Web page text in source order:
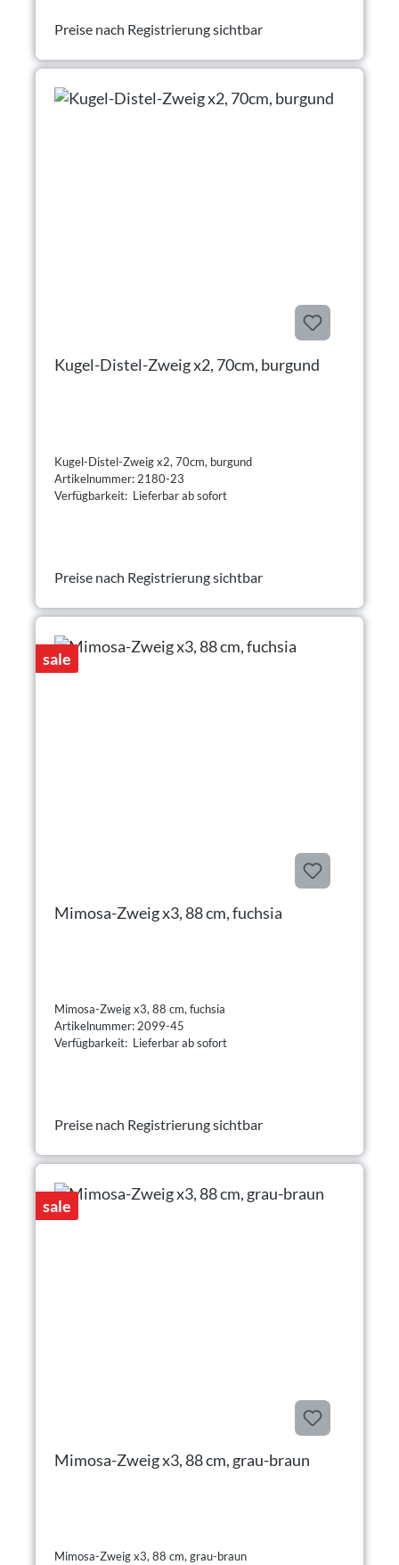
Preise nach Registrierung sichtbar
Kugel-Distel-Zweig x2, 70cm, burgund
Kugel-Distel-Zweig x2, 70cm, burgund
Artikelnummer: 2180-23
Verfügbarkeit: Lieferbar ab sofort
Preise nach Registrierung sichtbar
sale
Mimosa-Zweig x3, 88 cm, fuchsia
Mimosa-Zweig x3, 88 cm, fuchsia
Artikelnummer: 2099-45
Verfügbarkeit: Lieferbar ab sofort
Preise nach Registrierung sichtbar
sale
Mimosa-Zweig x3, 88 cm, grau-braun
Mimosa-Zweig x3, 88 cm, grau-braun